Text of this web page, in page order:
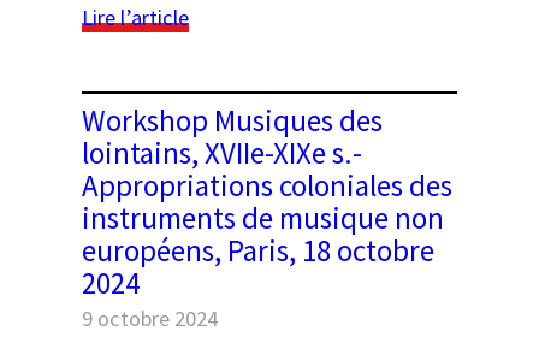
se
Lire l’article:
2025
Séminaire
d’histoire
sociale
de
l’économie-
histoire
sociale
de
Workshop Musiques des
lointains, XVIIe-XIXe s.-
Appropriations coloniales des
instruments de musique non
européens, Paris, 18 octobre
2024
9 octobre 2024